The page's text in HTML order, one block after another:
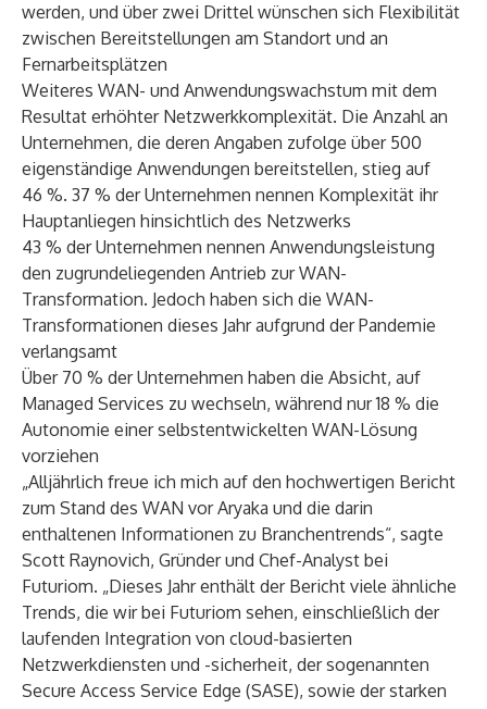
werden, und über zwei Drittel wünschen sich Flexibilität
zwischen Bereitstellungen am Standort und an
Fernarbeitsplätzen
Weiteres WAN- und Anwendungswachstum mit dem
Resultat erhöhter Netzwerkkomplexität. Die Anzahl an
Unternehmen, die deren Angaben zufolge über 500
eigenständige Anwendungen bereitstellen, stieg auf
46 %. 37 % der Unternehmen nennen Komplexität ihr
Hauptanliegen hinsichtlich des Netzwerks
43 % der Unternehmen nennen Anwendungsleistung
den zugrundeliegenden Antrieb zur WAN-
Transformation. Jedoch haben sich die WAN-
Transformationen dieses Jahr aufgrund der Pandemie
verlangsamt
Über 70 % der Unternehmen haben die Absicht, auf
Managed Services zu wechseln, während nur 18 % die
Autonomie einer selbstentwickelten WAN-Lösung
vorziehen
„Alljährlich freue ich mich auf den hochwertigen Bericht
zum Stand des WAN vor Aryaka und die darin
enthaltenen Informationen zu Branchentrends“, sagte
Scott Raynovich, Gründer und Chef-Analyst bei
Futuriom. „Dieses Jahr enthält der Bericht viele ähnliche
Trends, die wir bei Futuriom sehen, einschließlich der
laufenden Integration von cloud-basierten
Netzwerkdiensten und -sicherheit, der sogenannten
Secure Access Service Edge (SASE), sowie der starken